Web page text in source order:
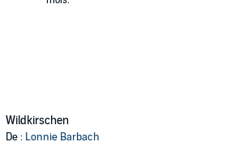
Wildkirschen
De : Lonnie Barbach